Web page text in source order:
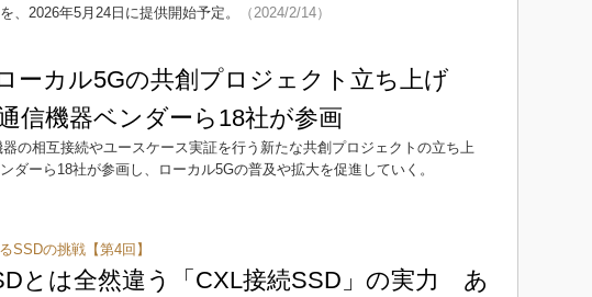
、2026年5月24日に提供開始予定。
（2024/2/14）
ーカル5Gの共創プロジェクト立ち上げ
信機器ベンダーら18社が参画
の相互接続やユースケース実証を行う新たな共創プロジェクトの立ち上
ダーら18社が参画し、ローカル5Gの普及や拡大を促進していく。
SSDの挑戦【第4回】
とは全然違う「CXL接続SSD」の実力 あ